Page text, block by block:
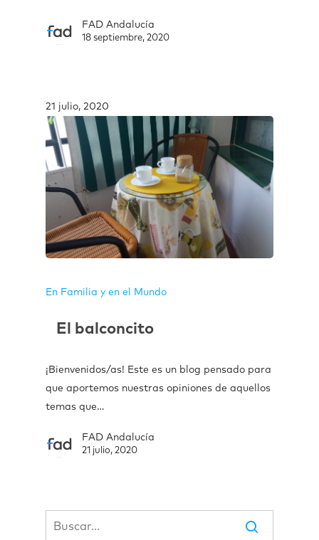
FAD Andalucía
18 septiembre, 2020
21 julio, 2020
En Familia y en el Mundo
El balconcito
¡Bienvenidos/as! Este es un blog pensado para
que aportemos nuestras opiniones de aquellos
temas que…
FAD Andalucía
21 julio, 2020